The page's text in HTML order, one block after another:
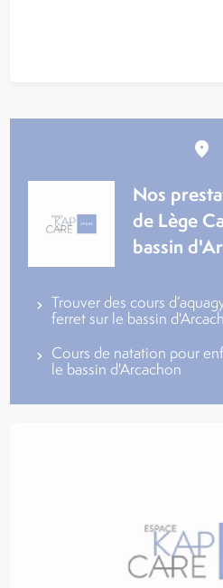
Nos
de Lège
bassin
Trouver des cours
ferret sur le bassin
Cours de natation pour
le bassin d'Arcachon